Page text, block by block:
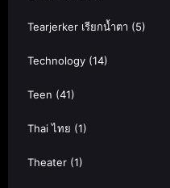
Tearjerker เรียกน้ำตา (5)
Technology (14)
Teen (41)
Thai ไทย (1)
Theater (1)